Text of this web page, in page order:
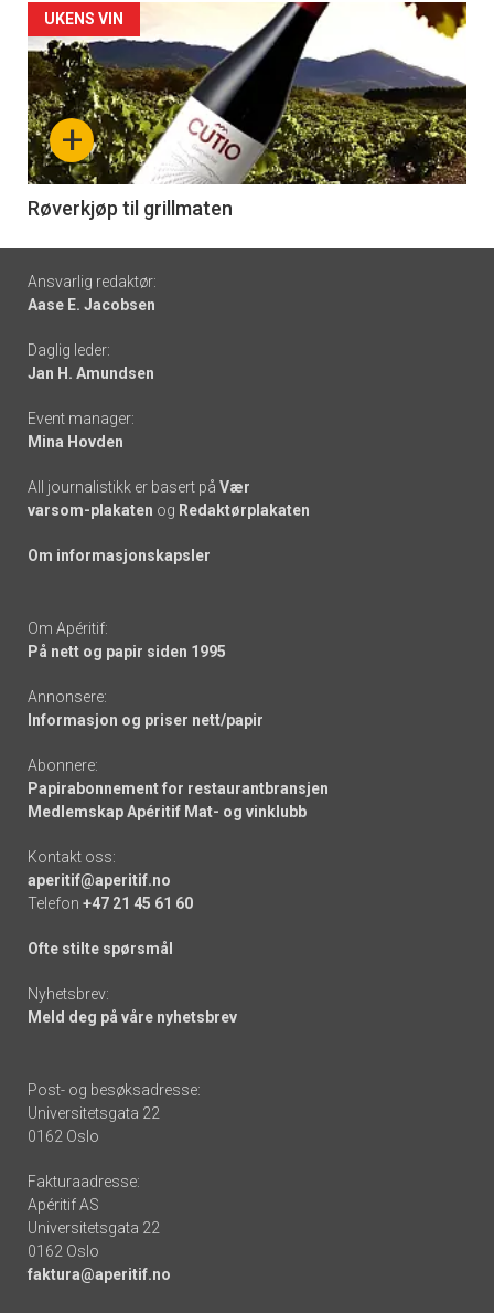
Forsiden
akkurat
nå
-
6
+
UKENS VIN
Røverkjøp til grillmaten
Footer
-
links
Ansvarlig redaktør:
Aase E. Jacobsen
Daglig leder:
Jan H. Amundsen
Event manager:
Mina Hovden
All journalistikk er basert på Vær
varsom-plakaten og Redaktørplakaten
Om informasjonskapsler
Om Apéritif:
På nett og papir siden 1995
Annonsere:
Informasjon og priser nett/papir
Abonnere:
Papirabonnement for restaurantbransjen
Medlemskap Apéritif Mat- og vinklubb
Kontakt oss:
aperitif@aperitif.no
Telefon +47 21 45 61 60
Ofte stilte spørsmål
Nyhetsbrev:
Meld deg på våre nyhetsbrev
Post- og besøksadresse:
Universitetsgata 22
0162 Oslo
Fakturaadresse:
Apéritif AS
Universitetsgata 22
0162 Oslo
faktura@aperitif.no